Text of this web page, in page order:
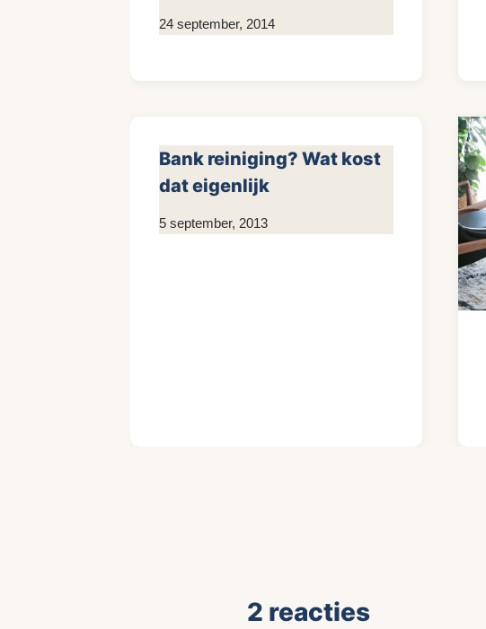
Door
24 september, 2014
Bank reiniging? Wat kost
dat eigenlijk
Door
5 september, 2013
2 reacties